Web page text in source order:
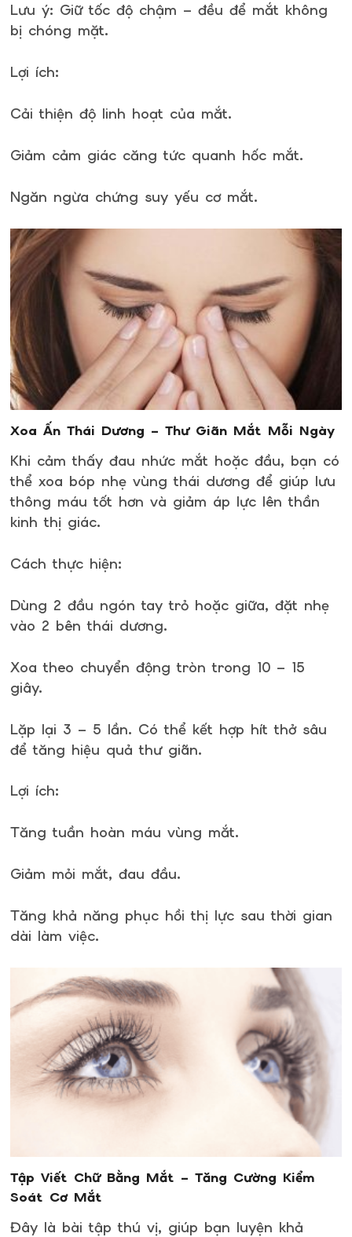
Lưu ý: Giữ tốc độ chậm – đều để mắt không
bị chóng mặt.
Lợi ích:
Cải thiện độ linh hoạt của mắt.
Giảm cảm giác căng tức quanh hốc mắt.
Ngăn ngừa chứng suy yếu cơ mắt.
Xoa Ấn Thái Dương – Thư Giãn Mắt Mỗi Ngày
Khi cảm thấy đau nhức mắt hoặc đầu, bạn có
thể xoa bóp nhẹ vùng thái dương để giúp lưu
thông máu tốt hơn và giảm áp lực lên thần
kinh thị giác.
Cách thực hiện:
Dùng 2 đầu ngón tay trỏ hoặc giữa, đặt nhẹ
vào 2 bên thái dương.
Xoa theo chuyển động tròn trong 10 – 15
giây.
Lặp lại 3 – 5 lần. Có thể kết hợp hít thở sâu
để tăng hiệu quả thư giãn.
Lợi ích:
Tăng tuần hoàn máu vùng mắt.
Giảm mỏi mắt, đau đầu.
Tăng khả năng phục hồi thị lực sau thời gian
dài làm việc.
Tập Viết Chữ Bằng Mắt – Tăng Cường Kiểm
Soát Cơ Mắt
Đây là bài tập thú vị, giúp bạn luyện khả